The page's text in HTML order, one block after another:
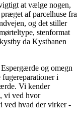
at vælge nogen,
af parcelhuse fra
og det stiller
stenformat
da Kystbanen
og omegn
i
Vi kender
vi ved hvor
ved hvad der virker -